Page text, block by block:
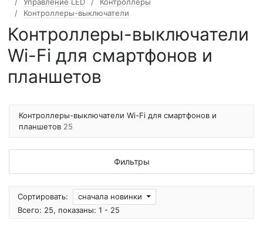
Контроллеры-выключатели
Контроллеры-выключатели
Wi-Fi для смартфонов и
планшетов
Контроллеры-выключатели Wi-Fi для смартфонов и
планшетов 25
Фильтры
Сортировать:
сначала новинки
Всего: 25, показаны: 1 - 25